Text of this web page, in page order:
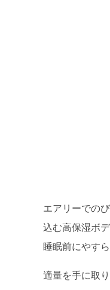
エアリーでの
込む高保湿ボ
睡眠前にやす
適量を手に取